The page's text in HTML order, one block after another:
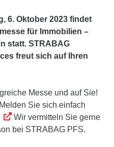
6. Oktober 2023 findet
für Immobilien –
statt. STRABAG
freut sich auf Ihren
Messe und auf Sie!
Sie sich einfach
Wir vermitteln Sie gerne
bei STRABAG PFS.